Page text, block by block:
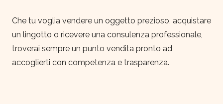
Che tu voglia vendere un oggetto prezioso, acquistare
un lingotto o ricevere una consulenza professionale,
troverai sempre un punto vendita pronto ad
accoglierti con competenza e trasparenza.